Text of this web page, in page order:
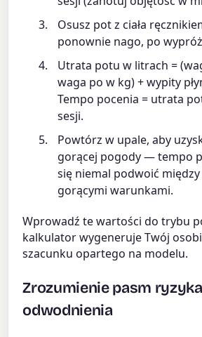
Osusz pot z ciała
ponownie nago, po
Utrata potu w litrach =
waga po w kg) + wypity
Tempo pocenia = utrata
sesji.
Powtórz w upale, aby
gorącej pogody — tempo
się niemal podwoić między
gorącymi warunkami.
Wprowadź te wartości do trybu
kalkulator wygeneruje Twój
szacunku opartego na modelu.
Zrozumienie pasm ryzyka
odwodnienia